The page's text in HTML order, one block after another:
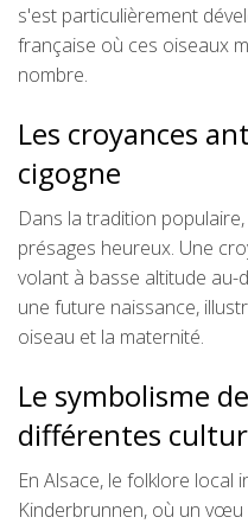
s'est particulièrement
française où ces oiseaux
nombre.
Les croyances
cigogne
Dans la tradition
présages heureux. Une
volant à basse altitude
une future naissance,
oiseau et la maternité.
Le symbolisme
différentes
En Alsace, le folklore local
Kinderbrunnen, où un